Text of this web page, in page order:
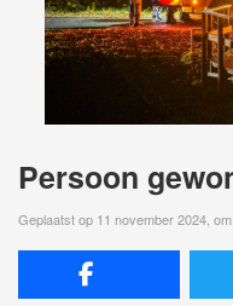
Persoon
Geplaatst op 11 november 2024,